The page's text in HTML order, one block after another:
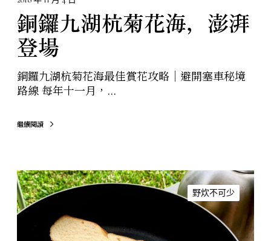
銅鑼九湖杭菊花海，澎湃
登場
銅鑼九湖杭菊花海最佳賞花攻略｜避開塞車秘境
路線 每年十一月，...
繼續閱讀
露
營
野
野炊不可少